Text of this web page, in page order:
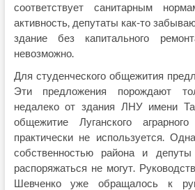
соответствует санитарным
активность, депутаты как-то
здание без капитального
невозможно.
Для студенческого общежития
Эти предложения порождают
недалеко от здания ЛНУ имени
общежитие Луганского
практически не используется.
собственностью района и
распоряжаться не могут.
Шевченко уже обращалось к